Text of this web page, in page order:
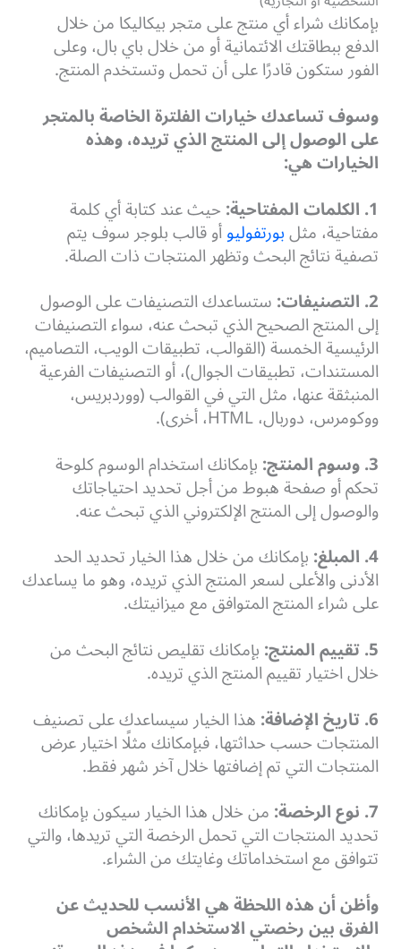
بإمكانك شراء أي منتج على متجر بيكاليكا من خلال
الدفع ببطاقتك الائتمانية أو من خلال باي بال، وعلى
الفور ستكون قادرًا على أن تحمل وتستخدم المنتج.
وسوف تساعدك خيارات الفلترة الخاصة بالمتجر
على الوصول إلى المنتج الذي تريده، وهذه
الخيارات هي:
1. الكلمات المفتاحية:
حيث عند كتابة أي كلمة
مفتاحية، مثلبورتفوليوأو قالب بلوجر سوف يتم
تصفية نتائج البحث وتظهر المنتجات ذات الصلة.
2. التصنيفات:
ستساعدك التصنيفات على الوصول
إلى المنتج الصحيح الذي تبحث عنه، سواء التصنيفات
الرئيسية الخمسة (القوالب، تطبيقات الويب، التصاميم،
المستندات، تطبيقات الجوال)، أو التصنيفات الفرعية
المنبثقة عنها، مثل التي في القوالب (ووردبريس،
ووكومرس، دوربال، HTML، أخرى).
3. وسوم المنتج:
بإمكانك استخدام الوسوم كلوحة
تحكم أو صفحة هبوط من أجل تحديد احتياجاتك
والوصول إلى المنتج الإلكتروني الذي تبحث عنه.
4. المبلغ:
بإمكانك من خلال هذا الخيار تحديد الحد
الأدنى والأعلى لسعر المنتج الذي تريده، وهو ما يساعدك
على شراء المنتج المتوافق مع ميزانيتك.
5. تقييم المنتج:
بإمكانك تقليص نتائج البحث من
خلال اختيار تقييم المنتج الذي تريده.
6. تاريخ الإضافة:
هذا الخيار سيساعدك على تصنيف
المنتجات حسب حداثتها، فبإمكانك مثلًا اختيار عرض
المنتجات التي تم إضافتها خلال آخر شهر فقط.
7. نوع الرخصة:
من خلال هذا الخيار سيكون بإمكانك
تحديد المنتجات التي تحمل الرخصة التي تريدها، والتي
تتوافق مع استخداماتك وغايتك من الشراء.
وأظن أن هذه اللحظة هي الأنسب للحديث عن
الفرق بين رخصتي الاستخدام الشخص